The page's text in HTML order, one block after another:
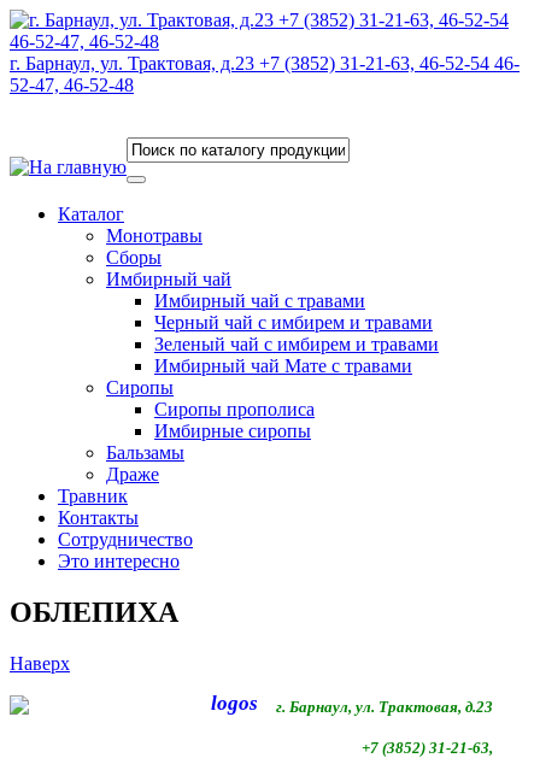
г. Барнаул, ул. Трактовая, д.23 +7 (3852) 31-21-63, 46-52-54 46-
52-47, 46-52-48
Каталог
Монотравы
Сборы
Имбирный чай
Имбирный чай с травами
Черный чай с имбирем и травами
Зеленый чай с имбирем и травами
Имбирный чай Мате с травами
Сиропы
Сиропы прополиса
Имбирные сиропы
Бальзамы
Драже
Травник
Контакты
Сотрудничество
Это интересно
ОБЛЕПИХА
Наверх
г. Барнаул, ул. Трактовая, д.23
+7 (3852) 31-21-63,